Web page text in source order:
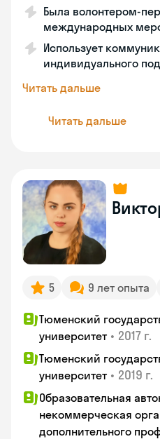
Была волонтером-
международных
Использует
индивидуального
Читать дальше
Читать дальше
5 9 лет опыта
Тюменский
университет • 2017 г.
Тюменский
университет • 2019 г.
Образовательная
некоммерческая
дополнительного